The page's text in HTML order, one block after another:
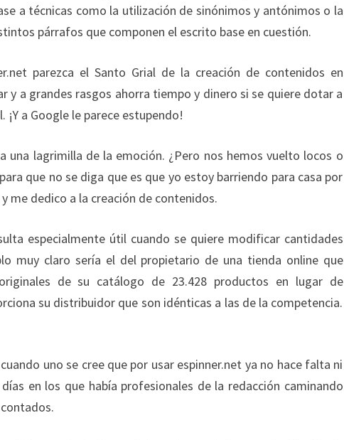
D
A
O
R
E
S
A
C
R
C
A
a técnicas como la utilización de sinónimos y antónimos o la
párrafos que componen el escrito base en cuestión.
parezca el Santo Grial de la creación de contenidos en
y a grandes rasgos ahorra tiempo y dinero si se quiere dotar a
a Google le parece estupendo!
lagrimilla de la emoción. ¿Pero nos hemos vuelto locos o
que no se diga que es que yo estoy barriendo para casa por
me dedico a la creación de contenidos.
especialmente útil cuando se quiere modificar cantidades
muy claro sería el del propietario de una tienda online que
de su catálogo de 23.428 productos en lugar de
su distribuidor que son idénticas a las de la competencia.
uno se cree que por usar espinner.net ya no hace falta ni
en los que había profesionales de la redacción caminando